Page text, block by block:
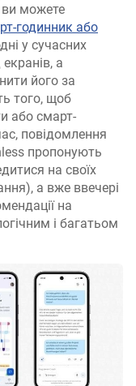
ви можете
годинник або
у сучасних
а
його за
того, щоб
або смарт-
повідомлення
пропонують
на своїх
а вже ввечері
на
і багатьом